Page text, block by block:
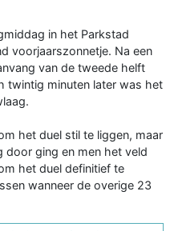
in het Parkstad
voorjaarszonnetje. Na een
van de tweede helft
twintig minuten later was het
het duel stil te liggen, maar
door ging en men het veld
het duel definitief te
wanneer de overige 23